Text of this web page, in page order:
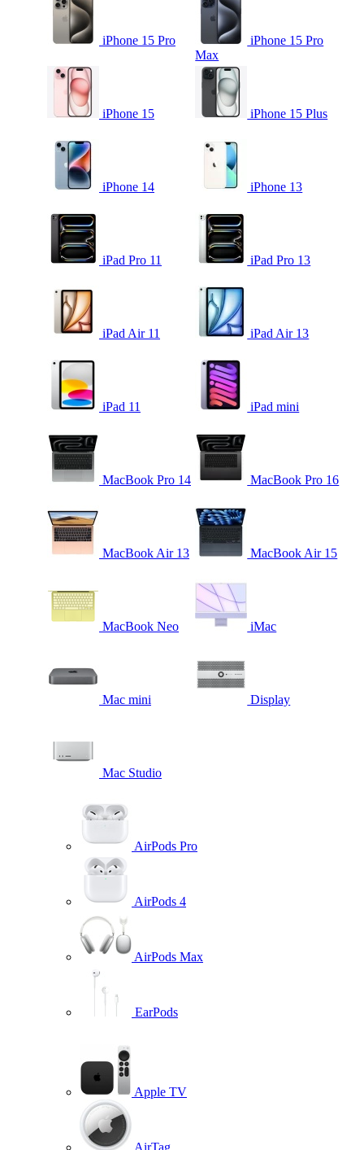
iPhone 15 Pro
iPhone 15 Pro
Max
iPhone 15 iPhone 15 Plus
iPhone 14 iPhone 13
iPad Pro 11 iPad Pro 13
iPad Air 11 iPad Air 13
iPad 11 iPad mini
MacBook Pro 14 MacBook Pro 16
MacBook Air 13 MacBook Air 15
MacBook Neo iMac
Mac mini Display
Mac Studio
AirPods Pro
AirPods 4
AirPods Max
EarPods
Apple TV